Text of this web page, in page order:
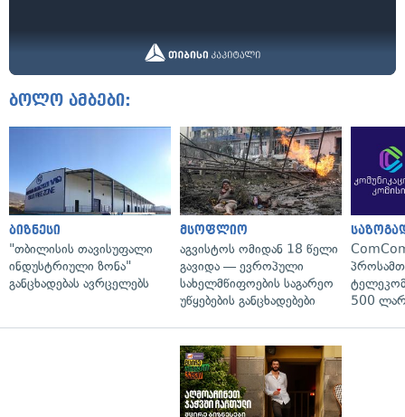
ბოლო ამბები:
ბიზნესი
"თბილისის თავისუფალი
ინდუსტრიული ზონა"
განცხადებას ავრცელებს
მსოფლიო
აგვისტოს ომიდან 18 წელი
გავიდა — ევროპული
სახელმწიფოების საგარეო
უწყებების განცხადებები
500